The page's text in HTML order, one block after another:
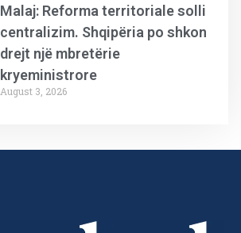
Malaj: Reforma territoriale solli
centralizim. Shqipëria po shkon
drejt një mbretërie
kryeministrore
August 3, 2026